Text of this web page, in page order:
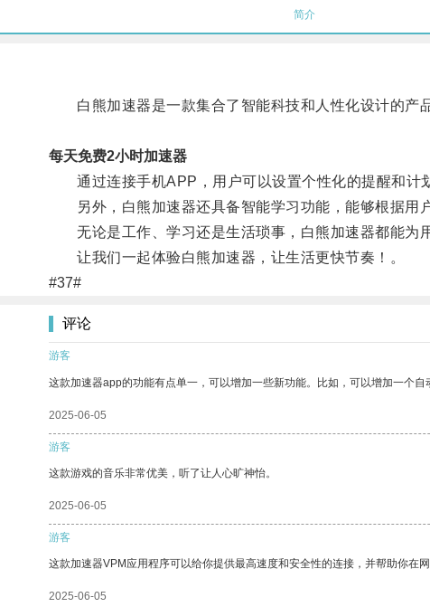
简介
白熊加速器是一款集合了智能科技和人性化设计的产
每天免费2小时加速器
通过连接手机APP，用户可以设置个性化的提醒和计
另外，白熊加速器还具备智能学习功能，能够根据用
无论是工作、学习还是生活琐事，白熊加速器都能为
让我们一起体验白熊加速器，让生活更快节奏！。
#37#
评论
游客
这款加速器app的功能有点单一，可以增加一些新功能。比如，可以增加一个
2025-06-05
游客
这款游戏的音乐非常优美，听了让人心旷神怡。
2025-06-05
游客
这款加速器VPM应用程序可以给你提供最高速度和安全性的连接，并帮助你在网
2025-06-05